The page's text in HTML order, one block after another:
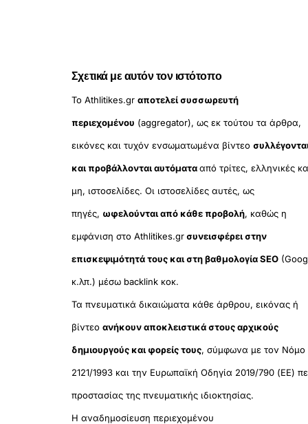
Σχετικά με αυτόν τον ιστότοπο
Το Athlitikes.gr αποτελεί συσσωρευτή
περιεχομένου (aggregator), ως εκ τούτου τα άρθρα,
εικόνες και τυχόν ενσωματωμένα βίντεο
και προβάλλονται αυτόματααπό τρίτες, ελληνικές
μη, ιστοσελίδες. Οι ιστοσελίδες αυτές, ως
πηγές, ωφελούνται από κάθε προβολή, καθώς η
εμφάνιση στο Athlitikes.grσυνεισφέρει στην
επισκεψιμότητά τους και στη βαθμολογία SEO
κ.λπ.) μέσω backlink κοκ.
Τα πνευματικά δικαιώματα κάθε άρθρου, εικόνας ή
βίντεο ανήκουν αποκλειστικά στους αρχικούς
δημιουργούς και φορείς τους, σύμφωνα με τον Νόμο
2121/1993 και την Ευρωπαϊκή Οδηγία 2019/790 (ΕΕ)
προστασίας της πνευματικής ιδιοκτησίας.
Η αναδημοσίευση περιεχομένου